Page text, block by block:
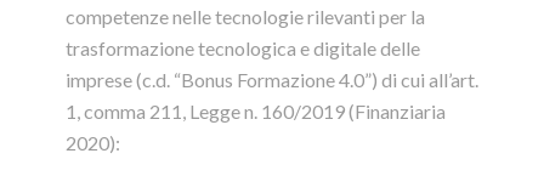
competenze nelle tecnologie rilevanti per la
trasformazione tecnologica e digitale delle
imprese (c.d. “Bonus Formazione 4.0”) di cui all’art.
1, comma 211, Legge n. 160/2019 (Finanziaria
2020):